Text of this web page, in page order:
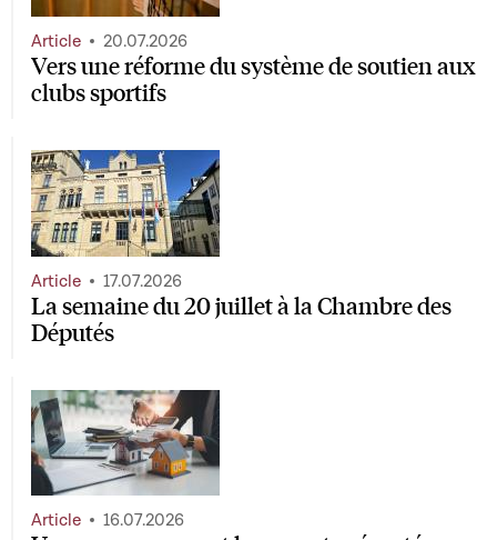
Vers une réforme du système de soutien aux
clubs sportifs
Article 20.07.2026
La semaine du 20 juillet à la Chambre des
Députés
Article 17.07.2026
Article 16.07.2026